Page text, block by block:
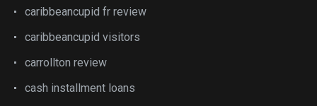
caribbeancupid fr review
caribbeancupid visitors
carrollton review
cash installment loans